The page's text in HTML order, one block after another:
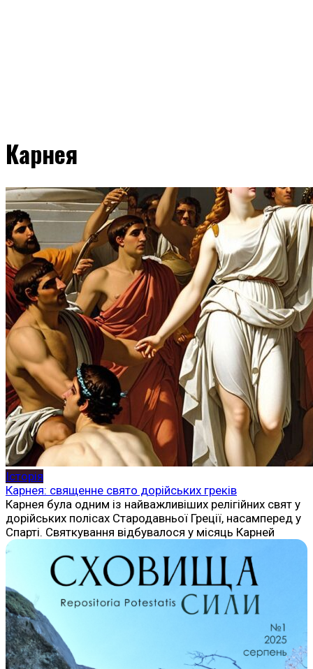
Карнея
Історія
Карнея: священне свято дорійських греків
Карнея була одним із найважливіших релігійних свят у
дорійських полісах Стародавньої Греції, насамперед у
Спарті. Святкування відбувалося у місяць Карней